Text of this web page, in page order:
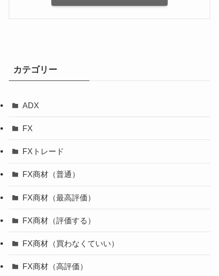
カテゴリー
ADX
FX
FXトレード
FX商材（普通）
FX商材（最高評価）
FX商材（評価する）
FX商材（買わなくていい）
FX商材（高評価）